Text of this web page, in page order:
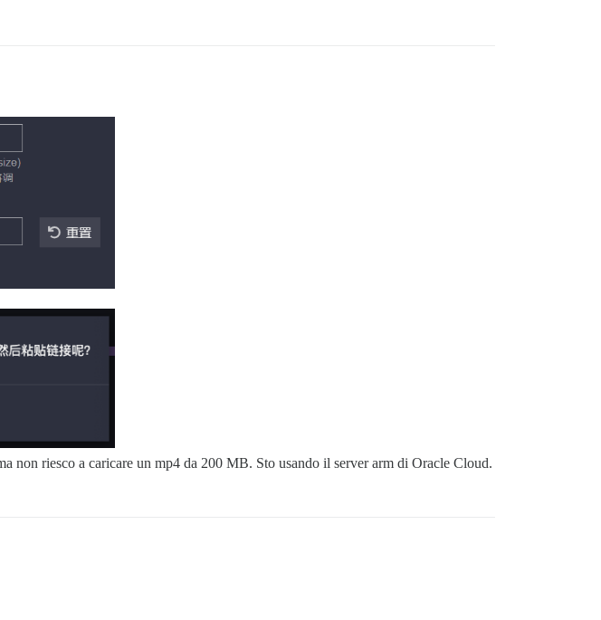
non riesco a caricare un mp4 da 200 MB. Sto usando il server arm di Oracle Cloud.